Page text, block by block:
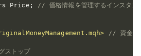
Price ; // 価格情報を管理するインスタン
// 資金管
ストップ